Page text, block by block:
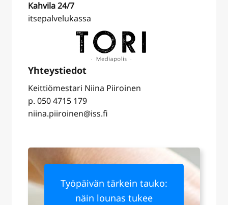
Kahvila 24/7
itsepalvelukassa
Keittiömestari Niina Piiroinen
p. 050 4715 179
niina.piiroinen@iss.fi
Työpäivän tärkein tauko:
näin lounas tukee